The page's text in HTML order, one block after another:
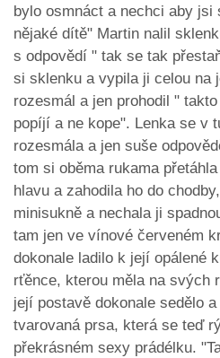
bylo osmnáct a nechci aby jsi
nějaké dítě" Martin nalil
s odpovědí " tak se tak
si sklenku a vypila ji celou na
rozesmál a jen prohodil "
popíjí a ne kope". Lenka se v
rozesmála a jen suše
tom si oběma rukama
hlavu a zahodila ho do
minisukně a nechala ji
tam jen ve vínové červeném
dokonale ladilo k její opálené
rťěnce, kterou měla na svých
její postavě dokonale sedělo
tvarovaná prsa, která se teď
překrásném sexy prádélku.